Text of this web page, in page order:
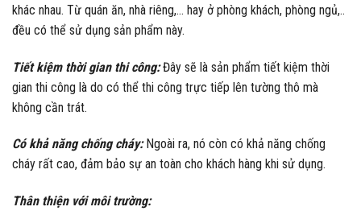
khác nhau. Từ quán ăn, nhà riêng,… hay ở phòng khách, phòng ngủ,..
đều có thể sử dụng sản phẩm này.
Tiết kiệm thời gian thi công:Đây sẽ là sản phẩm tiết kiệm thời
gian thi công là do có thể thi công trực tiếp lên tường thô mà
không cần trát.
Có khả năng chống cháy:Ngoài ra, nó còn có khả năng chống
cháy rất cao, đảm bảo sự an toàn cho khách hàng khi sử dụng.
Thân thiện với môi trường: